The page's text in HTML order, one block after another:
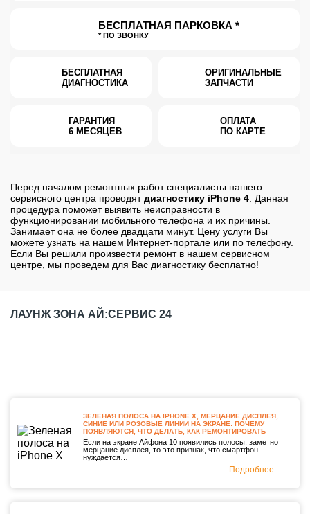
БЕСПЛАТНАЯ ПАРКОВКА *
* ПО ЗВОНКУ
БЕСПЛАТНАЯ
ДИАГНОСТИКА
ОРИГИНАЛЬНЫЕ
ЗАПЧАСТИ
ГАРАНТИЯ
6 МЕСЯЦЕВ
ОПЛАТА
ПО КАРТЕ
Перед началом ремонтных работ специалисты нашего
сервисного центра проводятдиагностику iPhone 4 . Данная
процедура поможет выявить неисправности в
функционировании мобильного телефона и их причины.
Занимает она не более двадцати минут. Цену услуги Вы
можете узнать на нашем Интернет-портале или по телефону.
Если Вы решили произвести ремонт в нашем сервисном
центре, мы проведем для Вас диагностику бесплатно!
ЛАУНЖ ЗОНА АЙ:СЕРВИС 24
ЗЕЛЕНАЯ ПОЛОСА НА IPHONE X, МЕРЦАНИЕ ДИСПЛЕЯ,
СИНИЕ ИЛИ РОЗОВЫЕ ЛИНИИ НА ЭКРАНЕ: ПОЧЕМУ
ПОЯВЛЯЮТСЯ, ЧТО ДЕЛАТЬ, КАК РЕМОНТИРОВАТЬ
Если на экране Айфона 10 появились полосы, заметно
мерцание дисплея, то это признак, что смартфон
нуждается…
Подробнее